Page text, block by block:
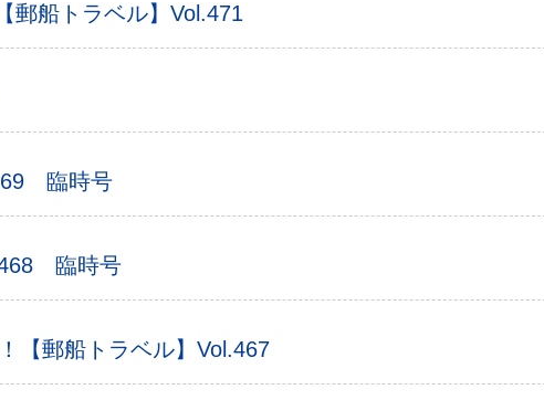
郵船トラベル】Vol.471
臨時号
臨時号
【郵船トラベル】Vol.467